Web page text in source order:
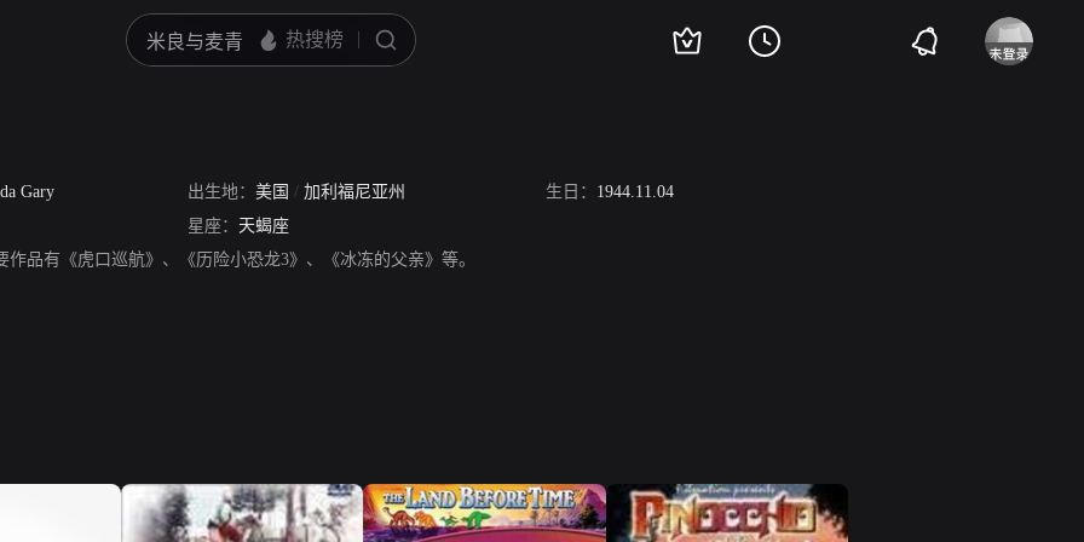
Gary 出生地： 美国 / 加利福尼亚州 生日： 1944.11.04
星座： 天蝎座
作品有《虎口巡航》、《历险小恐龙3》、《冰冻的父亲》等。